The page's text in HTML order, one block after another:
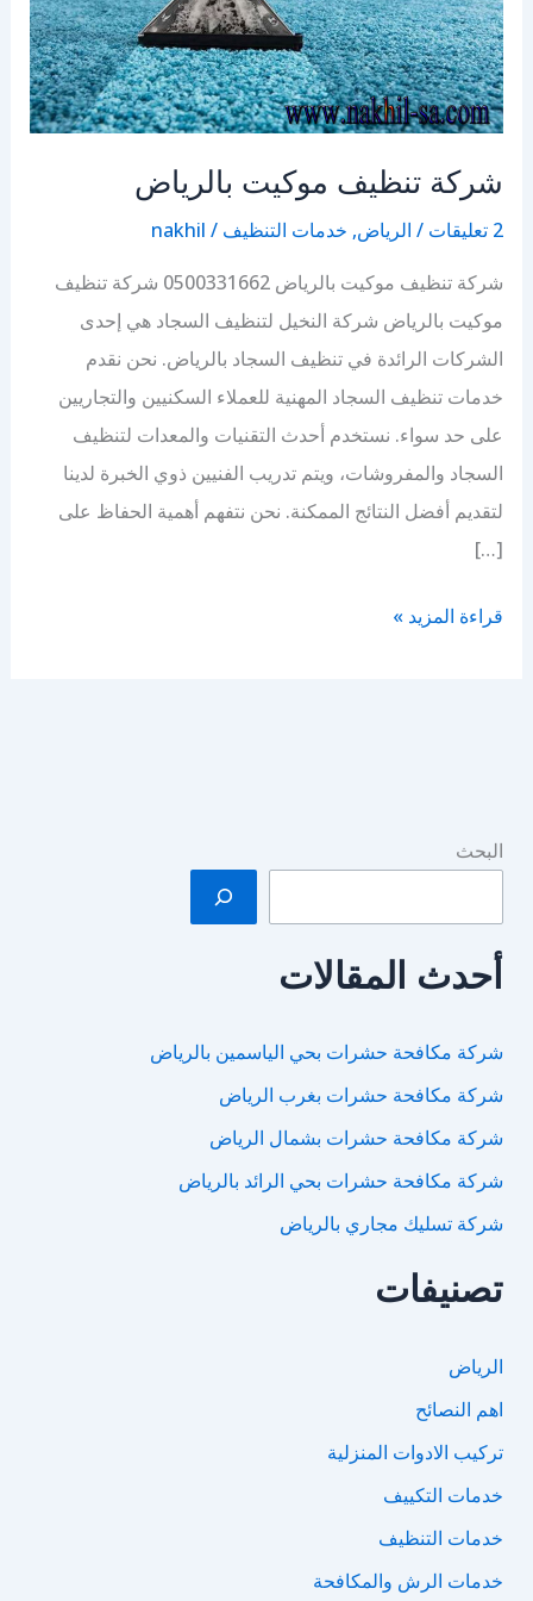
شركة تنظيف موكيت بالرياض
2 تعليقات / الرياض, خدمات التنظيف /
nakhil
شركة تنظيف موكيت بالرياض 0500331662 شركة تنظيف
موكيت بالرياض شركة النخيل لتنظيف السجاد هي إحدى
الشركات الرائدة في تنظيف السجاد بالرياض. نحن نقدم
خدمات تنظيف السجاد المهنية للعملاء السكنيين والتجاريين
على حد سواء. نستخدم أحدث التقنيات والمعدات لتنظيف
السجاد والمفروشات، ويتم تدريب الفنيين ذوي الخبرة لدينا
لتقديم أفضل النتائج الممكنة. نحن نتفهم أهمية الحفاظ على
[…]
شركة
قراءة المزيد »
البحث
أحدث المقالات
شركة مكافحة حشرات بحي الياسمين بالرياض
شركة مكافحة حشرات بغرب الرياض
شركة مكافحة حشرات بشمال الرياض
شركة مكافحة حشرات بحي الرائد بالرياض
شركة تسليك مجاري بالرياض
تصنيفات
الرياض
اهم النصائح
تركيب الادوات المنزلية
خدمات التكييف
خدمات التنظيف
خدمات الرش والمكافحة